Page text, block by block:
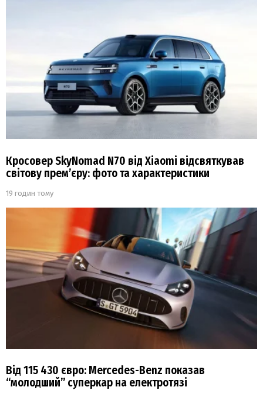
Кросовер SkyNomad N70 від Xiaomi відсвяткував
світову прем’єру: фото та характеристики
19 годин тому
Від 115 430 євро: Mercedes-Benz показав
“молодший” суперкар на електротязі